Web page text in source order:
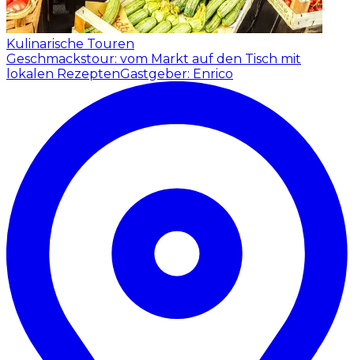
Kulinarische Touren
Geschmackstour: vom Markt auf den Tisch mit
lokalen RezeptenGastgeber: Enrico